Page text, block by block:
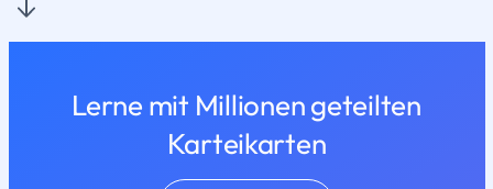
Lerne mit Millionen geteilten
Karteikarten